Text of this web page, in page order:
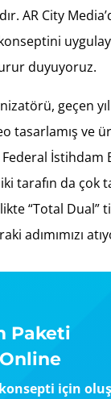
AR City
duyuyoruz.
geçen
tasarlamış ve
İstihdam
tarafın da çok
“Total Dual”
adımımızı
Paketi
Online
için